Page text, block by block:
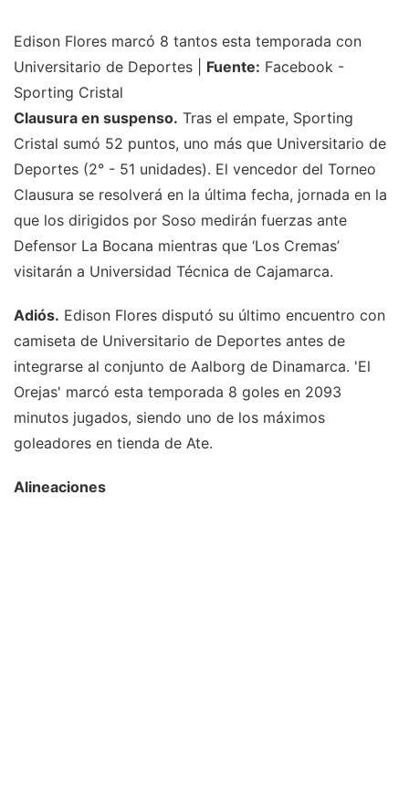
Edison Flores marcó 8 tantos esta temporada con
Universitario de Deportes | Fuente: Facebook -
Sporting Cristal
Clausura en suspenso. Tras el empate, Sporting
Cristal sumó 52 puntos, uno más que Universitario de
Deportes (2° - 51 unidades). El vencedor del Torneo
Clausura se resolverá en la última fecha, jornada en la
que los dirigidos por Soso medirán fuerzas ante
Defensor La Bocana mientras que ‘Los Cremas’
visitarán a Universidad Técnica de Cajamarca.
Adiós. Edison Flores disputó su último encuentro con
camiseta de Universitario de Deportes antes de
integrarse al conjunto de Aalborg de Dinamarca. 'El
Orejas' marcó esta temporada 8 goles en 2093
minutos jugados, siendo uno de los máximos
goleadores en tienda de Ate.
Alineaciones